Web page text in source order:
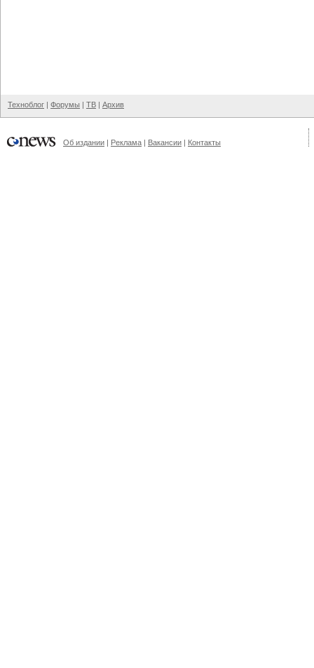
Техноблог | Форумы | ТВ | Архив
Об издании | Реклама | Вакансии | Контакты